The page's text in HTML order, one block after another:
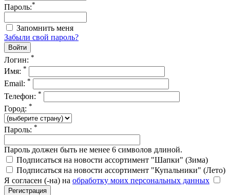
Пароль:*
Запомнить меня
Забыли свой пароль?
Логин: *
Имя: *
Email: *
Телефон: *
Город: *
Пароль: *
Пароль должен быть не менее 6 символов длиной.
Подписаться на новости ассортимент "Шапки" (Зима)
Подписаться на новости ассортимент "Купальники" (Лето)
Я согласен (-на) на обработку моих персональных данных